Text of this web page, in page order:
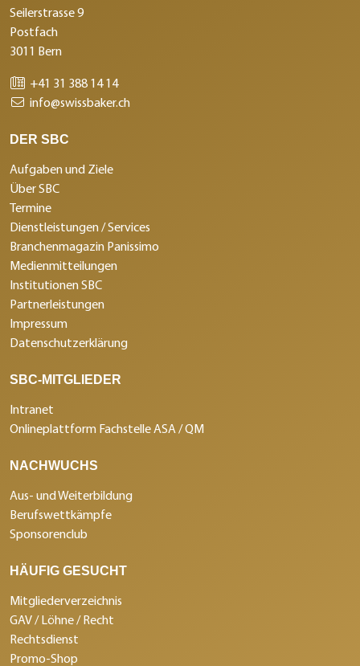
Seilerstrasse 9
Postfach
3011 Bern
+41 31 388 14 14
info@swissbaker.ch
DER SBC
Aufgaben und Ziele
Über SBC
Termine
Dienstleistungen / Services
Branchenmagazin Panissimo
Medienmitteilungen
Institutionen SBC
Partnerleistungen
Impressum
Datenschutzerklärung
SBC-MITGLIEDER
Intranet
Onlineplattform Fachstelle ASA / QM
NACHWUCHS
Aus- und Weiterbildung
Berufswettkämpfe
Sponsorenclub
HÄUFIG GESUCHT
Mitgliederverzeichnis
GAV / Löhne / Recht
Rechtsdienst
Promo-Shop